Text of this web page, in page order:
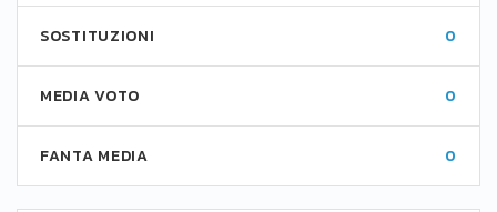
SOSTITUZIONI 0
MEDIA VOTO 0
FANTA MEDIA 0